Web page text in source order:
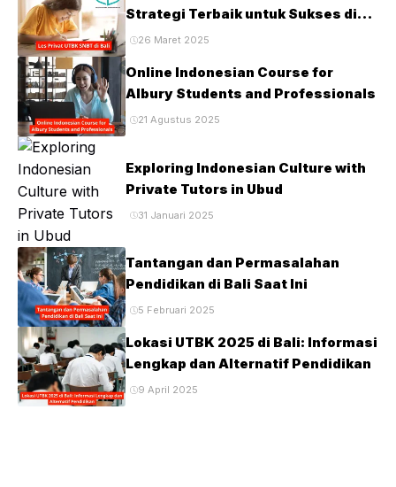
Strategi Terbaik untuk Sukses di
Ujian PTN
26 Maret 2025
Online Indonesian Course for
Albury Students and Professionals
21 Agustus 2025
Exploring Indonesian Culture with
Private Tutors in Ubud
31 Januari 2025
Tantangan dan Permasalahan
Pendidikan di Bali Saat Ini
5 Februari 2025
Lokasi UTBK 2025 di Bali: Informasi
Lengkap dan Alternatif Pendidikan
9 April 2025